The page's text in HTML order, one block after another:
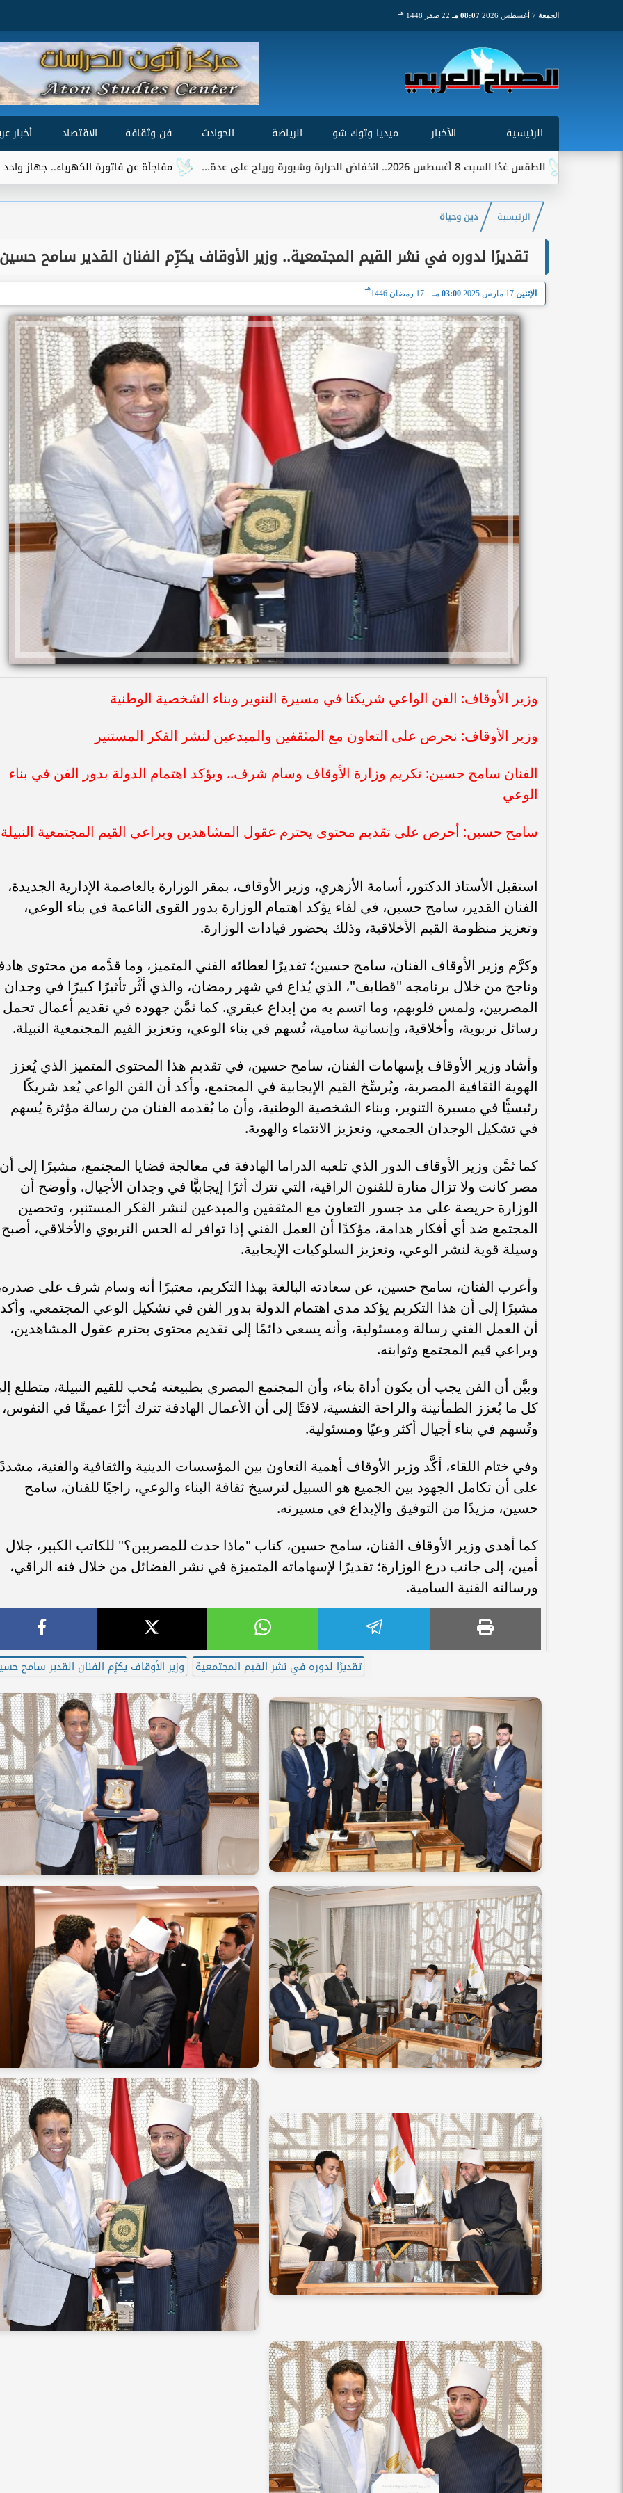
الجمعة 08:07 مـ 22 صفر 1448 هـ
الرئيسية الأخبار ميديا وتوك شو الرياضة الحوادث فن وثقافة الاقتصاد
أخبار
مفاجأة عن فاتورة الكهرباء.. جهاز واحد يتصدر قائمة
الطقس غدًا السبت 8 أغسطس 2026.. انخفاض الحرارة وشبورة ورياح على عدة...
الرئيسية دين وحياة
تقديرًا لدوره في نشر القيم المجتمعية.. وزير الأوقاف يكرِّم الفنان القدير سامح
الإثنين 17 مارس 2025 03:00 مـ 17 رمضان 1446
هـ
وزير الأوقاف: الفن الواعي شريكنا في مسيرة التنوير وبناء الشخصية الوطنية
وزير الأوقاف: نحرص على التعاون مع المثقفين والمبدعين لنشر الفكر المستنير
الفنان سامح حسين: تكريم وزارة الأوقاف وسام شرف.. ويؤكد اهتمام الدولة بدور الفن في بناء
الوعي
سامح حسين: أحرص على تقديم محتوى يحترم عقول المشاهدين ويراعي القيم المجتمعية النبيلة
استقبل الأستاذ الدكتور، أسامة الأزهري، وزير الأوقاف، بمقر الوزارة بالعاصمة الإدارية الجديدة،
الفنان القدير، سامح حسين، في لقاء يؤكد اهتمام الوزارة بدور القوى الناعمة في بناء الوعي،
وتعزيز منظومة القيم الأخلاقية، وذلك بحضور قيادات الوزارة.
وكرَّم وزير الأوقاف الفنان، سامح حسين؛ تقديرًا لعطائه الفني المتميز، وما قدَّمه من محتوى
وناجح من خلال برنامجه "قطايف"، الذي يُذاع في شهر رمضان، والذي أثَّر تأثيرًا كبيرًا في وجدان
المصريين، ولمس قلوبهم، وما اتسم به من إبداع عبقري. كما ثمَّن جهوده في تقديم أعمال تحمل
رسائل تربوية، وأخلاقية، وإنسانية سامية، تُسهم في بناء الوعي، وتعزيز القيم المجتمعية النبيلة.
وأشاد وزير الأوقاف بإسهامات الفنان، سامح حسين، في تقديم هذا المحتوى المتميز الذي يُعزز
الهوية الثقافية المصرية، ويُرسِّخ القيم الإيجابية في المجتمع، وأكد أن الفن الواعي يُعد شريكًا
رئيسيًّا في مسيرة التنوير، وبناء الشخصية الوطنية، وأن ما يُقدمه الفنان من رسالة مؤثرة يُسهم
في تشكيل الوجدان الجمعي، وتعزيز الانتماء والهوية.
كما ثمَّن وزير الأوقاف الدور الذي تلعبه الدراما الهادفة في معالجة قضايا المجتمع، مشيرًا إلى أن
مصر كانت ولا تزال منارة للفنون الراقية، التي تترك أثرًا إيجابيًّا في وجدان الأجيال. وأوضح أن
الوزارة حريصة على مد جسور التعاون مع المثقفين والمبدعين لنشر الفكر المستنير، وتحصين
المجتمع ضد أي أفكار هدامة، مؤكدًا أن العمل الفني إذا توافر له الحس التربوي والأخلاقي، أصبح
وسيلة قوية لنشر الوعي، وتعزيز السلوكيات الإيجابية.
وأعرب الفنان، سامح حسين، عن سعادته البالغة بهذا التكريم، معتبرًا أنه وسام شرف على
مشيرًا إلى أن هذا التكريم يؤكد مدى اهتمام الدولة بدور الفن في تشكيل الوعي المجتمعي. وأكد
أن العمل الفني رسالة ومسئولية، وأنه يسعى دائمًا إلى تقديم محتوى يحترم عقول المشاهدين،
ويراعي قيم المجتمع وثوابته.
وبيَّن أن الفن يجب أن يكون أداة بناء، وأن المجتمع المصري بطبيعته مُحب للقيم النبيلة، متطلع
كل ما يُعزز الطمأنينة والراحة النفسية، لافتًا إلى أن الأعمال الهادفة تترك أثرًا عميقًا في النفوس،
وتُسهم في بناء أجيال أكثر وعيًا ومسئولية.
وفي ختام اللقاء، أكَّد وزير الأوقاف أهمية التعاون بين المؤسسات الدينية والثقافية والفنية،
على أن تكامل الجهود بين الجميع هو السبيل لترسيخ ثقافة البناء والوعي، راجيًا للفنان، سامح
حسين، مزيدًا من التوفيق والإبداع في مسيرته.
كما أهدى وزير الأوقاف الفنان، سامح حسين، كتاب "ماذا حدث للمصريين؟" للكاتب الكبير، جلال
أمين، إلى جانب درع الوزارة؛ تقديرًا لإسهاماته المتميزة في نشر الفضائل من خلال فنه الراقي،
ورسالته الفنية السامية.
تقديرًا لدوره في نشر القيم المجتمعية وزير الأوقاف يكرِّم الفنان القدير سامح